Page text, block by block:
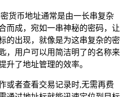
货币地址通常是由一长串复杂
而成，宛如一串神秘的密码，让
的出现，就像是为这串复杂的密
，用户可以用简洁明了的名称来
升了地址管理的效率。
或者查看交易记录时,无需再费